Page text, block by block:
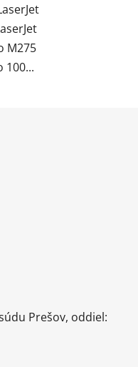
M275
100...
Prešov, oddiel: